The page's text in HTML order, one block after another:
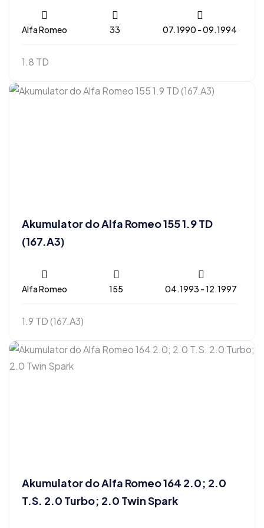
Alfa Romeo 33 07.1990 - 09.1994
1.8 TD
Akumulator do Alfa Romeo 155 1.9 TD
(167.A3)
Alfa Romeo 155 04.1993 - 12.1997
1.9 TD (167.A3)
Akumulator do Alfa Romeo 164 2.0; 2.0
T.S. 2.0 Turbo; 2.0 Twin Spark